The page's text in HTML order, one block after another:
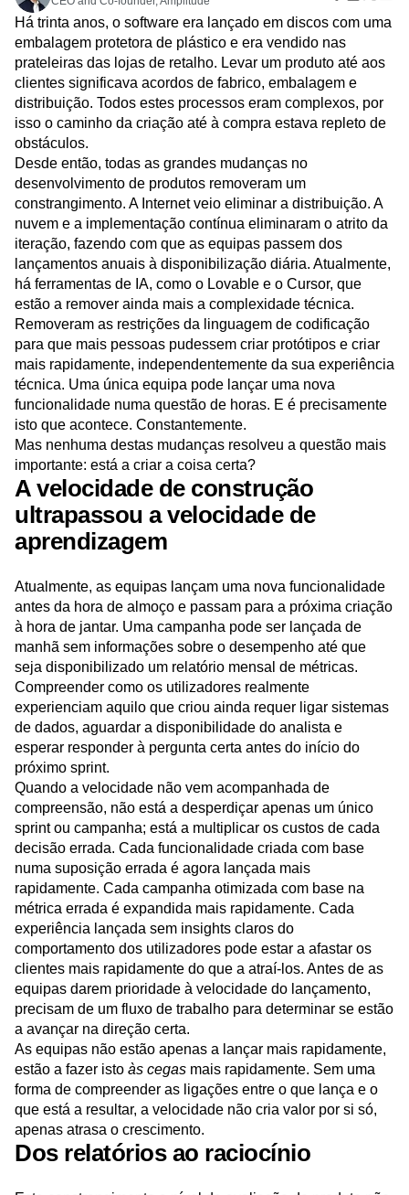
Replay de sessões
Mapas de calor
Insights de zoneamento
Ação
Guias e inquéritos
Experimentação de funcionalidades
Experimentação web
Gestão de funcionalidades
Ativação
Dados
Governação de dados
Integrações
Segurança e privacidade
Media
Saúde
Comércio eletrónico
Caso prático
Aquisição
Retenção
Monetização
Equipa
Produto
Dados
Engenharia
Marketing
Executivo
Tamanho
Startups
Empresarial
Blogue
Biblioteca de recursos
Comparar
Glossário
Explorar Hub
Conecte
Comunidade
Eventos
Clientes
Parceiros
Apoio e serviços
Centro de apoio ao cliente
Hub de programador
Academia e formação
Sucesso do cliente
Atualizações de produtos
Ferramentas
Benchmarks
Biblioteca de prompts
Modelos
Guias de acompanhamento
Modelo de maturidade
Preços
Login Sign Up
Amplitude Session Replay
Amplitude Web Experimentation
Amplitude on Amplitude
Analytics
B2B SaaS
Behavioral Analytics
Benchmarks
Churn Analysis
Cohort Analysis
Collaboration
Consolidation
Customer Experience
Customer Lifetime Value
Customer Support
Data
Data Governance
Data Management
Data Tables
Digital Experience Maturity
Digital Native
Digital Transformer
EMEA
Ecommerce
Employee Resource Group
Engagement
Engineering
Event Tracking
Experimentation
Feature Adoption
Financial Services
Funnel Analysis
Getting Started
Google Analytics
Growth
Healthcare
How I Amplitude
Implementation Integration
Kimi
LATAM
LLM Life at Amplitude
Machine Learning
Marketing Analytics
Media and Entertainment
Metrics
Modern Data Series
Monetization
Next Gen Builders
North Star Metric
Open-Weight AI Models
Partnerships
Pioneer Awards
Privacy
Product 50
Product Management
Retention
Revenue Startup
Tech Stack
The Ampys
Warehouse-native Amplitude
14 min read
Spenser Skates
CEO and Co-founder, Amplitude
Há trinta anos, o software era lançado em discos com uma
embalagem protetora de plástico e era vendido nas
prateleiras das lojas de retalho. Levar um produto até aos
clientes significava acordos de fabrico, embalagem e
distribuição. Todos estes processos eram complexos, por
isso o caminho da criação até à compra estava repleto de
obstáculos.
Desde então, todas as grandes mudanças no
desenvolvimento de produtos removeram um
constrangimento. A Internet veio eliminar a distribuição. A
nuvem e a implementação contínua eliminaram o atrito da
iteração, fazendo com que as equipas passem dos
lançamentos anuais à disponibilização diária. Atualmente,
há ferramentas de IA, como o Lovable e o Cursor, que
estão a remover ainda mais a complexidade técnica.
Removeram as restrições da linguagem de codificação
para que mais pessoas pudessem criar protótipos e criar
mais rapidamente, independentemente da sua experiência
técnica. Uma única equipa pode lançar uma nova
funcionalidade numa questão de horas. E é precisamente
isto que acontece. Constantemente.
Mas nenhuma destas mudanças resolveu a questão mais
importante: está a criar a coisa certa?
A velocidade de construção
ultrapassou a velocidade de
aprendizagem
Atualmente, as equipas lançam uma nova funcionalidade
antes da hora de almoço e passam para a próxima criação
à hora de jantar. Uma campanha pode ser lançada de
manhã sem informações sobre o desempenho até que
seja disponibilizado um relatório mensal de métricas.
Compreender como os utilizadores realmente
experienciam aquilo que criou ainda requer ligar sistemas
de dados, aguardar a disponibilidade do analista e
esperar responder à pergunta certa antes do início do
próximo sprint.
Quando a velocidade não vem acompanhada de
compreensão, não está a desperdiçar apenas um único
sprint ou campanha; está a multiplicar os custos de cada
decisão errada. Cada funcionalidade criada com base
numa suposição errada é agora lançada mais
rapidamente. Cada campanha otimizada com base na
métrica errada é expandida mais rapidamente. Cada
experiência lançada sem insights claros do
comportamento dos utilizadores pode estar a afastar os
clientes mais rapidamente do que a atraí-los. Antes de as
equipas darem prioridade à velocidade do lançamento,
precisam de um fluxo de trabalho para determinar se estão
a avançar na direção certa.
As equipas não estão apenas a lançar mais rapidamente,
estão a fazer istoàs cegasmais rapidamente. Sem uma
forma de compreender as ligações entre o que lança e o
que está a resultar, a velocidade não cria valor por si só,